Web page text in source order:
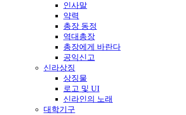
인사말
약력
총장 동정
역대총장
총장에게 바란다
공익신고
신라상징
상징물
로고 및 UI
신라인의 노래
대학기구